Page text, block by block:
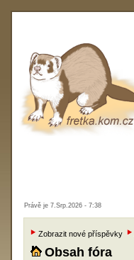
Právě je 7.Srp.2026 - 7:38
Zobrazit nové příspěvky
Obsah fóra